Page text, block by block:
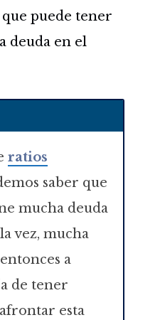
puede tener
deuda en el
ratios
saber que
mucha deuda
vez, mucha
a
de tener
esta